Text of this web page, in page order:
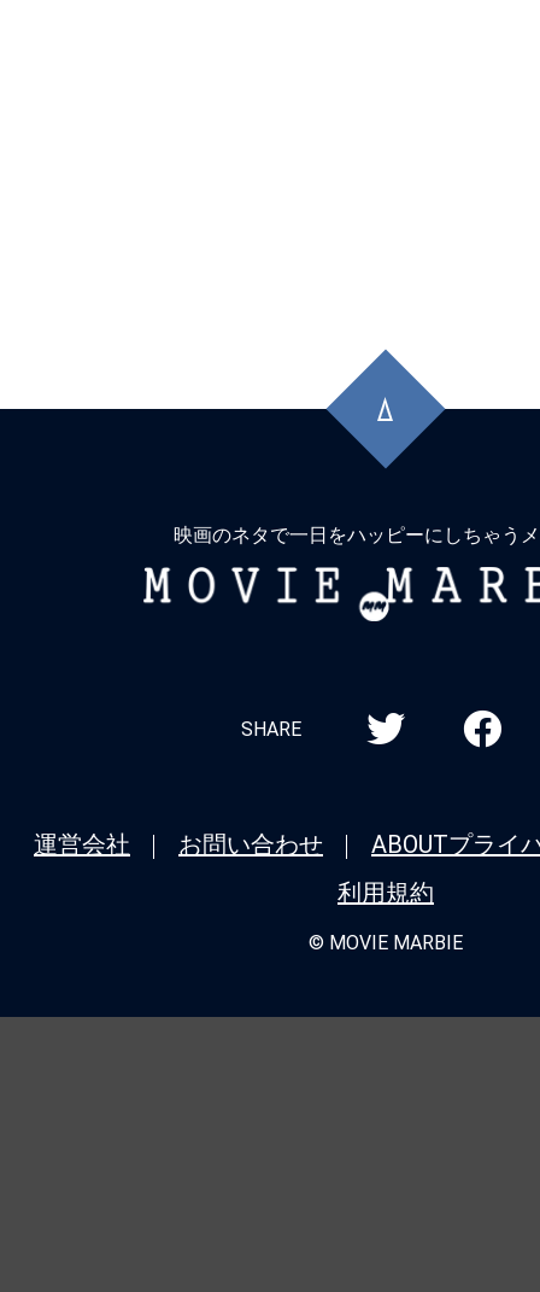
頭
に
映画のネタで一日をハッピーにしちゃう
MOVIE
SHARE
運営会社 お問い合わせ ABOUTプライ
利用規約
© MOVIE MARBIE